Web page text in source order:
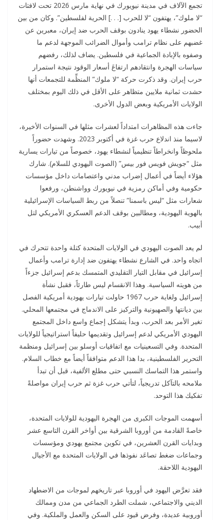
تجمع الآلاف في مدينة نيويورك في نهاية مارس 2026 تحت لافتات
“لا ملوك”، يهتفون “لا للحرب [. . .] الحرية لفلسطين”. وكان من بين
الحضور نشطاء يهود ينادون بوقف الحرب ضد إيران، معبرين عن
غضبهم على نظام ترامب وأموال الضرائب الموجهة لدعم ما
وصفوه بالإبادة الجماعية في فلسطين. يضاف لذلك، رفضهم
سياسات الهجرة وانتقادهم ارتفاعَ أسعار الوقود نتيجة استمرار
حرب إيران. وقد ذكرت حركة “لا ملوك” المنظِّمة للتجمعات أنها
حشدت ثمانية ملايين متظاهر على الأقل في ذلك اليوم بمختلف
الولايات الأمريكية وبعض الدول الأخرى.
جاءت هذه المظاهرات امتداداً لعشرات مثلها في السنوات الأخيرة،
لاسيما منذ اندلاع حرب غزة في أكتوبر 2023. وشهدت حضوراً
ملحوظاً وانخراطاً تنظيمياً لنشطاء يهود، خصوصاً من تيارات يسارية
مثل “جويش فويس فور بيس” (الصوت اليهودي للسلام). شارك
هؤلاء أيضاً في أعمال إضراب مدني واعتصامات داخل مؤسسات
حكومية وفي أماكن رمزية في نيويورك وواشنطن، ورفعوا
شعارات مثل “ليس باسمنا” تنصلاً من ربط السياسات الإسرائيلية
بالهوية اليهودية، ومطالبين بوقف الدعم العسكري الأمريكي لتل
أبيب.
لم يعد الصوت اليهودي في الولايات المتحدة كتلة واحدة تتحرك في
اتجاه واحد. في الشارع نشطاء يهتفون ضد إدارة ترامب وأعمال
إسرائيل في مقابل التيار التقليدي المتمسك بدعم إسرائيل جزءاً
من هويته السياسية. وهذا الانقسام ليس طارئاً، فقبل نشأة
إسرائيل ولغاية حرب 1967 حاولت تيارات يهودية أمريكية الفصل
بين ديانتها والصهيونية والتركيز على الاندماج في مجتمعها المحلي.
تغير الأمر بعد الحرب، وبدأ يتشكل إجماع واسع داخل المجتمع
اليهودي الأمريكي لدعم إسرائيل وتقديمها حليفاً استراتيجياً للولايات
المتحدة. وفي التسعينيات مع اتفاقيات أوسلو بين إسرائيل ومنظمة
التحرير الفلسطينية، بدا هذا الدعم متوافقاً أيضاً مع خطاب السلام.
واستمر هذا التماسك النسبي حتى مطلع الألفية، قبل أن تبدأ
ملامحه بالتآكل تدريجياً، لتأتي حرب غزة ثم حرب إيران مواصلةً
تفكيك هذا التوحد.
أسهمت الموجات الكبرى من الهجرة اليهودية للولايات المتحدة،
خاصةً القادمة من أوروبا الشرقية بين أواخر القرن التاسع عشر
وبدايات القرن العشرين، في تكوين مجتمع يهودي ومؤسسات
وجماعات ضغط تصاعَد نفوذها في الولايات المتحدة مع الأجيال
اليهودية اللاحقة.
فقد تعرَّض اليهود في أوروبا عبر تاريخهم لموجات من الاضطهاد
الديني والاجتماعي، شملت الطرد الجماعي من مدن وممالك
أوروبية عديدة، وفرض قيود على السكن والعمل والملكية. وفي